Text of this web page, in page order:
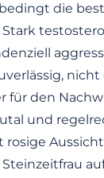
die
für den
und